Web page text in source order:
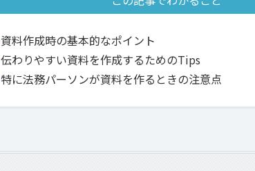
資料作成時の基本的なポイント
伝わりやすい資料を作成するためのTips
特に法務パーソンが資料を作るときの注意点